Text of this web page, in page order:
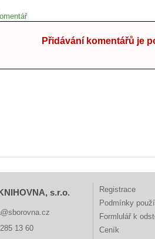
Přidávání komentářů je
s.r.o.
13 60
Registrace
Podmínky
Formlulář k
Ceník